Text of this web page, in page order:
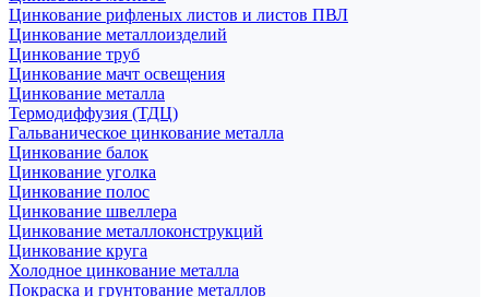
Цинкование рифленых листов и листов ПВЛ
Цинкование металлоизделий
Цинкование труб
Цинкование мачт освещения
Цинкование металла
Термодиффузия (ТДЦ)
Гальваническое цинкование металла
Цинкование балок
Цинкование уголка
Цинкование полос
Цинкование швеллера
Цинкование металлоконструкций
Цинкование круга
Холодное цинкование металла
Покраска и грунтование металлов